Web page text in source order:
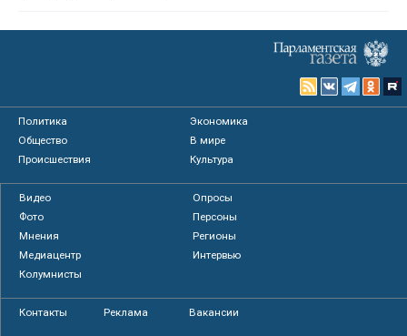
Политика
Экономика
Общество
В мире
Происшествия
Культура
Видео
Опросы
Фото
Персоны
Мнения
Регионы
Медиацентр
Интервью
Колумнисты
Контакты Реклама Вакансии